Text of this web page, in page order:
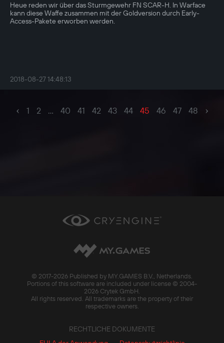
Heue reden wir über das Sturmgewehr FN SCAR-H. In Warface
kann diese Waffe zusammen mit der Goldversion durch Early-
Access-Pakete erworben werden.
2018-08-27 14:48:13
‹ 1 2 ... 40 41 42 43 44 45 46 47 48 ›
© 2017-2026 Published by MY.GAMES B.V., Netherlands.
Portions of this software are included under license © 2004-
2026 Crytek GmbH.
All rights reserved. All trademarks are the property of their
respective owners.
RECHTLICHE DOKUMENTE